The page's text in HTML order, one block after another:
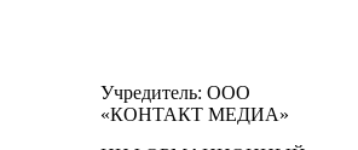
Учредитель: ООО
«КОНТАКТ МЕДИА»